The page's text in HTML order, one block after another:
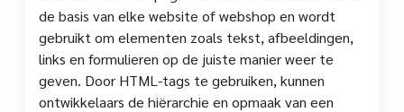
de basis van elke website of webshop en wordt
gebruikt om elementen zoals tekst, afbeeldingen,
links en formulieren op de juiste manier weer te
geven. Door HTML-tags te gebruiken, kunnen
ontwikkelaars de hiërarchie en opmaak van een